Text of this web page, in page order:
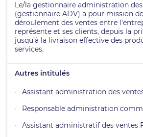
Le/la gestionnaire administration
(gestionnaire ADV) a pour mission
déroulement des ventes entre
représente et ses clients, depuis la
jusqu’à la livraison effective des
services.
Autres intitulés
Assistant administration des
Responsable administration
Assistant administratif des ventes